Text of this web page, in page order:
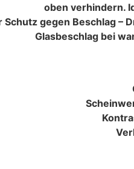
oben verhindern.
Schutz gegen Beschlag –
Glasbeschlag bei